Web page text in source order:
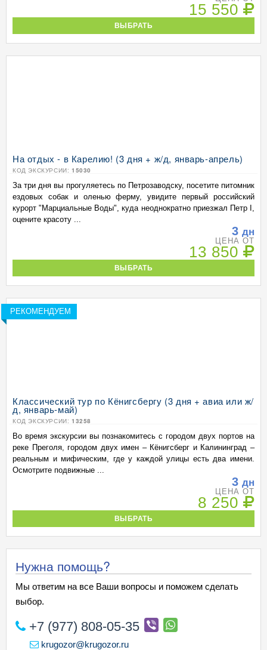
15 550
ВЫБРАТЬ
На отдых - в Карелию! (3 дня + ж/д, январь-апрель)
КОД ЭКСКУРСИИ: 15030
За три дня вы прогуляетесь по Петрозаводску, посетите питомник
ездовых собак и оленью ферму, увидите первый российский
курорт "Марциальные Воды", куда неоднократно приезжал Петр I,
оцените красоту ...
3 дн
ЦЕНА ОТ
13 850
ВЫБРАТЬ
РЕКОМЕНДУЕМ
Классический тур по Кёнигсбергу (3 дня + авиа или ж/
д, январь-май)
КОД ЭКСКУРСИИ: 13258
Во время экскурсии вы познакомитесь с городом двух портов на
реке Преголя, городом двух имен – Кёнигсберг и Калининград –
реальным и мифическим, где у каждой улицы есть два имени.
Осмотрите подвижные ...
3 дн
ЦЕНА ОТ
8 250
ВЫБРАТЬ
Нужна помощь?
Мы ответим на все Ваши вопросы и поможем сделать
выбор.
+7 (977) 808-05-35
krugozor@krugozor.ru